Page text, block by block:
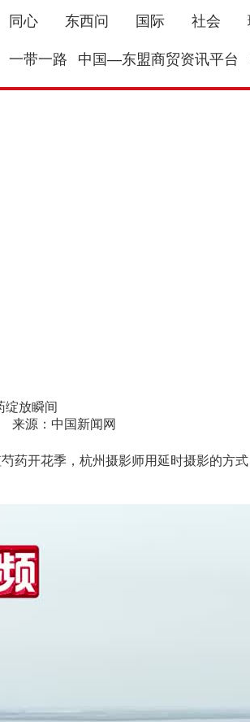
同心 东西问 国际 社会
一带一路 中国—东盟商贸资讯平台
绽放瞬间
来源：中国新闻网
开花季，杭州摄影师用延时摄影的方式